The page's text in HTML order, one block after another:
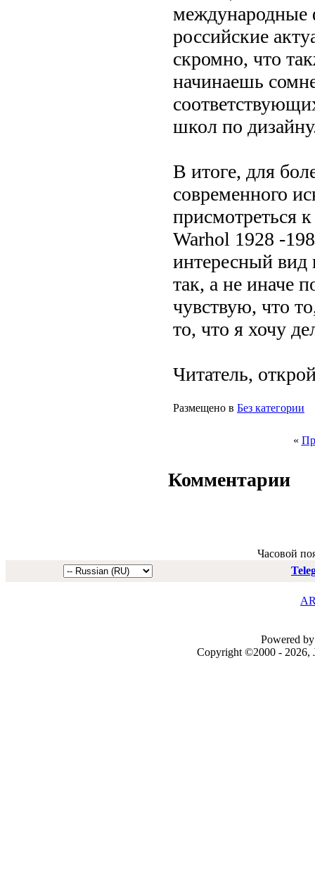
международные
российские
скромно, что
начинаешь
школ по
В итоге, для
современного
присмотреться
Warhol 1928 -
интересный
так, а не иначе
чувствую, что
то, что я хочу
Читатель,
Размещено в Без категории
«
Комментарии
Часовой
Powered
Copyright ©2000 - 2026,